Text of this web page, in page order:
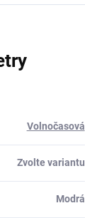
Volnočasová
Zvolte variantu
Modrá